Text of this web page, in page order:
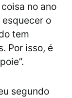
no ano
o
tem
Por isso, é
segundo